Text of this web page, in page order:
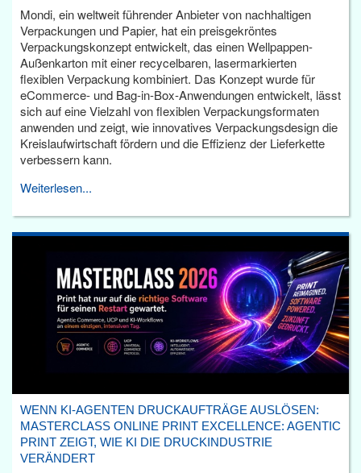
Mondi, ein weltweit führender Anbieter von nachhaltigen
Verpackungen und Papier, hat ein preisgekröntes
Verpackungskonzept entwickelt, das einen Wellpappen-
Außenkarton mit einer recycelbaren, lasermarkierten
flexiblen Verpackung kombiniert. Das Konzept wurde für
eCommerce- und Bag-in-Box-Anwendungen entwickelt, lässt
sich auf eine Vielzahl von flexiblen Verpackungsformaten
anwenden und zeigt, wie innovatives Verpackungsdesign die
Kreislaufwirtschaft fördern und die Effizienz der Lieferkette
verbessern kann.
Weiterlesen...
WENN KI-AGENTEN DRUCKAUFTRÄGE AUSLÖSEN:
MASTERCLASS ONLINE PRINT EXCELLENCE: AGENTIC
PRINT ZEIGT, WIE KI DIE DRUCKINDUSTRIE
VERÄNDERT